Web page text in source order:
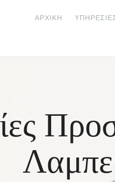
ΑΡΧΙΚΉ